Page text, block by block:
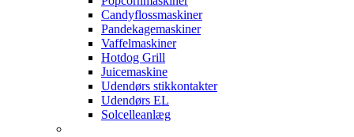
Candyflossmaskiner
Pandekagemaskiner
Vaffelmaskiner
Hotdog Grill
Juicemaskine
Udendørs stikkontakter
Udendørs EL
Solcelleanlæg